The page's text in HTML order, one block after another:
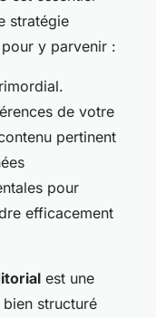
stratégie
y parvenir :
de votre
pertinent
pour
efficacement
est une
structuré